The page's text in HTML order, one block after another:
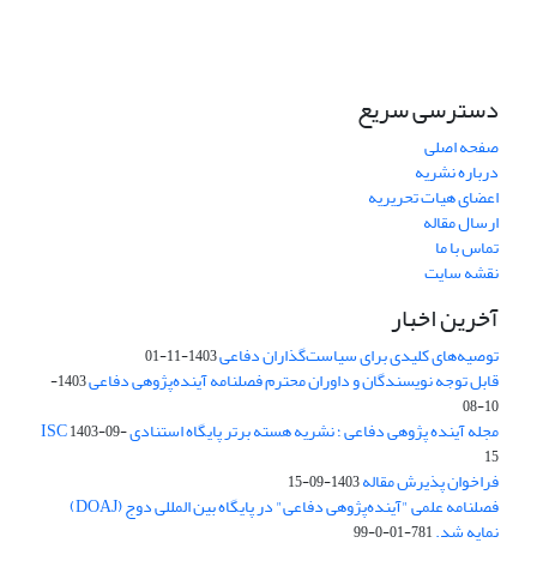
دسترسی سریع
صفحه اصلی
درباره نشریه
اعضای هیات تحریریه
ارسال مقاله
تماس با ما
نقشه سایت
آخرین اخبار
توصیه‌های کلیدی برای سیاست‌گذاران دفاعی1403-11-01
قابل توجه نویسندگان و داوران محترم فصلنامه آینده‌پژوهی دفاعی
1403-
10-08
مجله آینده پژوهی دفاعی ؛ نشریه هسته برتر پایگاه استنادی ISC1403-09-
15
فراخوان پذیرش مقاله1403-09-15
فصلنامه علمی "آینده‌پژوهی دفاعی" در پایگاه بین المللی دوج (DOAJ)
نمایه شد.781-01-0-99